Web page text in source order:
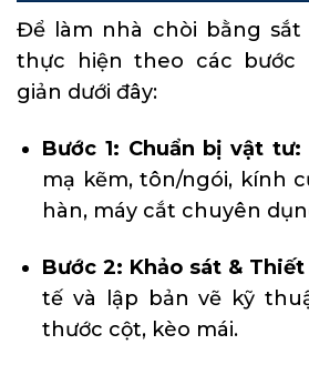
Để làm nhà chòi bằng
thực hiện theo các bước
giản dưới đây:
Bước 1: Chuẩn bị vật tư:
mạ kẽm, tôn/ngói, kính
hàn, máy cắt chuyên
Bước 2: Khảo sát & Thiết
tế và lập bản vẽ kỹ
thước cột, kèo mái.